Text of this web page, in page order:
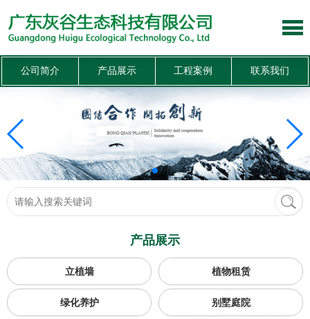
公司简介 产品展示 工程案例 联系我们
产品展示
立植墙 植物租赁
绿化养护 别墅庭院